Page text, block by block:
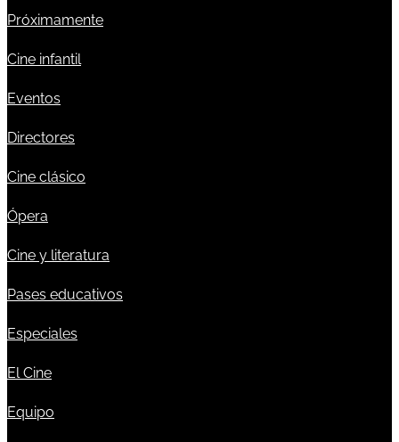
Próximamente
Cine infantil
Eventos
Directores
Cine clásico
Ópera
Cine y literatura
Pases educativos
Especiales
El Cine
Equipo